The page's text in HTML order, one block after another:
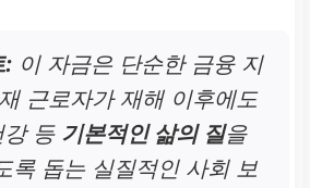
: 이 자금은 단순한 금융 지
근로자가 재해 이후에도
등 기본적인 삶의 질을
록 돕는 실질적인 사회 보